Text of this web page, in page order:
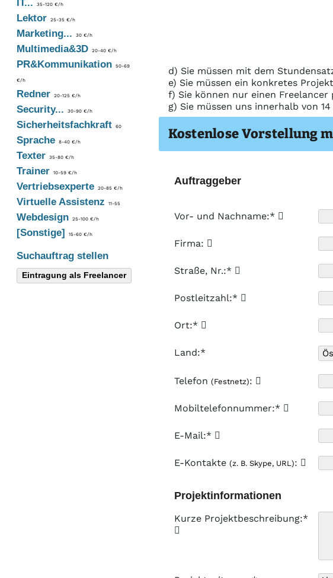
IT... 35-120 €/h
Lektor 25-35 €/h
Marketing... 30 €/h
Multimedia&3D20-40 €/h
PR&Kommunikation 50-69
€/h
Redner 20-125 €/h
Security... 30-90 €/h
Sicherheitsfachkraft60
Sprache8-40 €/h
Texter 35-80 €/h
Trainer 10-59 €/h
Vertriebsexperte20-85 €/h
Virtuelle Assistenz 11-55
Webdesign 25-100 €/h
[Sonstige] 15-60 €/h
Suchauftrag stellen
Eintragung als Freelancer
d) Sie müssen mit dem
e) Sie müssen ein konkretes
f) Sie können nur einen Freelancer
g) Sie müssen uns innerhalb von
Kostenlose Vorstellung
Auftraggeber
Vor- und Nachname:*
Firma:
Straße, Nr.:*
Postleitzahl:*
Ort:*
Land:*
Telefon (Festnetz):
Mobiltelefonnummer:*
E-Mail:*
E-Kontakte (z. B. Skype, URL):
Projektinformationen
Kurze Projektbeschreibung:*